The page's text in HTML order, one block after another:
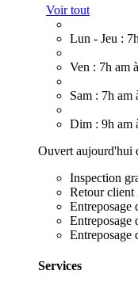
Voir tout
Lun - Jeu :
Ven : 7h am
Sam : 7h am
Dim : 9h am
Ouvert aujourd'hui
Inspection
Retour client
Entreposage
Entreposage
Entreposage
Services